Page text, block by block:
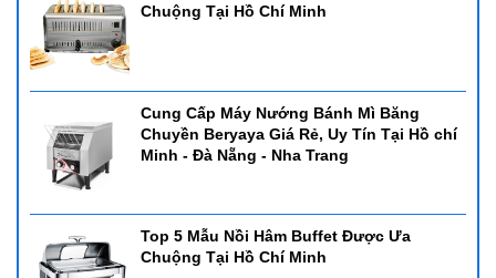
Chuộng Tại Hồ Chí Minh
Cung Cấp Máy Nướng Bánh Mì Băng
Chuyền Beryaya Giá Rẻ, Uy Tín Tại Hồ chí
Minh - Đà Nẵng - Nha Trang
Top 5 Mẫu Nồi Hâm Buffet Được Ưa
Chuộng Tại Hồ Chí Minh